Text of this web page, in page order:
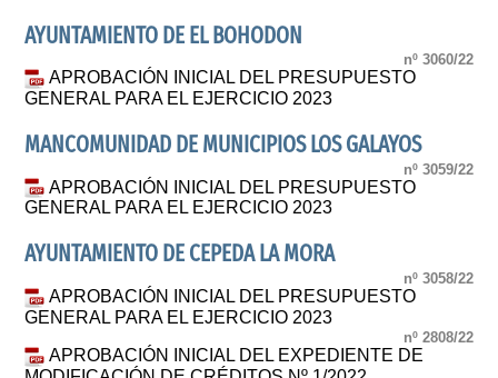
AYUNTAMIENTO DE EL BOHODON
nº 3060/22
APROBACIÓN INICIAL DEL PRESUPUESTO
GENERAL PARA EL EJERCICIO 2023
MANCOMUNIDAD DE MUNICIPIOS LOS GALAYOS
nº 3059/22
APROBACIÓN INICIAL DEL PRESUPUESTO
GENERAL PARA EL EJERCICIO 2023
AYUNTAMIENTO DE CEPEDA LA MORA
nº 3058/22
APROBACIÓN INICIAL DEL PRESUPUESTO
GENERAL PARA EL EJERCICIO 2023
nº 2808/22
APROBACIÓN INICIAL DEL EXPEDIENTE DE